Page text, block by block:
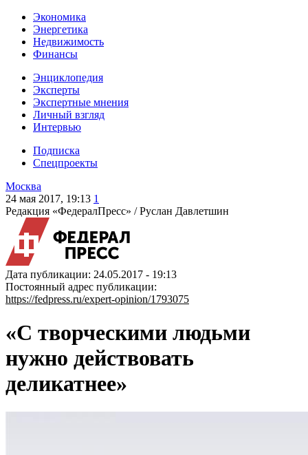
Экономика
Энергетика
Недвижимость
Финансы
Энциклопедия
Эксперты
Экспертные мнения
Личный взгляд
Интервью
Подписка
Спецпроекты
Москва
24 мая 2017, 19:13 1
Редакция «ФедералПресс» /Руслан Давлетшин
Дата публикации: 24.05.2017 - 19:13
Постоянный адрес публикации:
https://fedpress.ru/expert-opinion/1793075
«С творческими людьми
нужно действовать
деликатнее»